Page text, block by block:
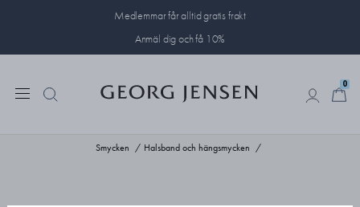
Medlemmar får alltid gratis frakt
Anmäl dig och få 10%
0
Smycken Halsband och hängsmycken